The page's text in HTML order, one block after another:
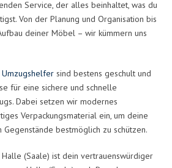
Service, der alles beinhaltet, was du
Von der Planung und Organisation bis
deiner Möbel – wir kümmern uns
Umzugshelfer sind bestens geschult und
für eine sichere und schnelle
Dabei setzen wir modernes
Verpackungsmaterial ein, um deine
bestmöglich zu schützen.
(Saale) ist dein vertrauenswürdiger